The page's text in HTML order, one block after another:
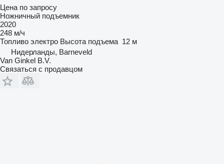
Цена по запросу
Ножничный подъемник
2020
248 м/ч
Топливо электро Высота подъема 12 м
Нидерланды, Barneveld
Van Ginkel B.V.
Связаться с продавцом